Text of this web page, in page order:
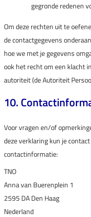
gegronde redenen
Om deze rechten uit te
de contactgegevens
hoe we met je gegevens
ook het recht om een klacht
autoriteit (de Autoriteit
10.
Voor vragen en/of
deze verklaring kun je
contactinformatie:
TNO
Anna van Buerenplein 1
2595 DA Den Haag
Nederland